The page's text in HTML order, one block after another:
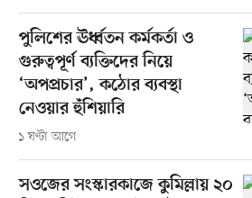
পুলিশের ঊর্ধ্বতন কর্মকর্তা ও
গুরুত্বপূর্ণ ব্যক্তিদের নিয়ে
‘অপপ্রচার’, কঠোর ব্যবস্থা
নেওয়ার হুঁশিয়ারি
১ ঘণ্টা আগে
সওজের সংস্কারকাজে কুমিল্লায় ২০